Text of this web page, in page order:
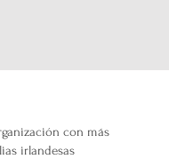
con más
irlandesas